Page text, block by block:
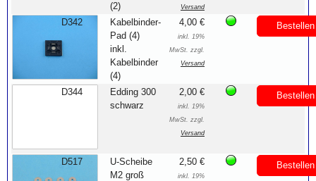
(2)
Versand
D342
Kabelbinder-
Pad (4)
inkl.
Kabelbinder
(4)
4,00 €
inkl. 19%
MwSt. zzgl.
Versand
Bestellen
D344
Edding 300
schwarz
2,00 €
inkl. 19%
MwSt. zzgl.
Versand
Bestellen
D517
U-Scheibe
M2 groß
2,50 €
inkl. 19%
Bestellen